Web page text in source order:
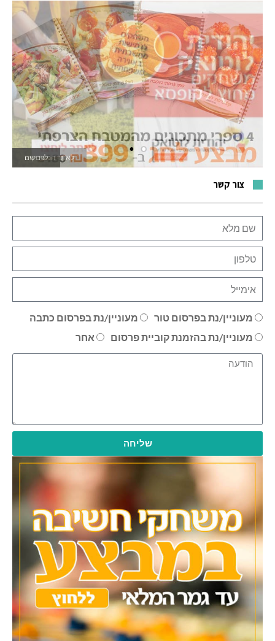
לאתר המשחקים
טור
מעוניין/נת בפרסום כתבה
קוביית פרסום
אחר